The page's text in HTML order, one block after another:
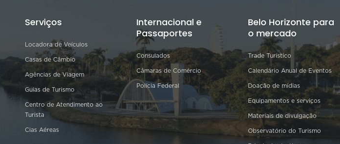
Serviços
Locadora de Veículos
Casas de Câmbio
Agências de Viagem
Guias de Turismo
Centro de Atendimento ao
Turista
Cias Aéreas
Internacional e
Passaportes
Consulados
Câmaras de Comércio
Polícia Federal
Belo Horizonte para
o mercado
Trade Turístico
Calendário Anual de Eventos
Doação de mídias
Equipamentos e serviços
Materiais de divulgação
Observatório do Turismo